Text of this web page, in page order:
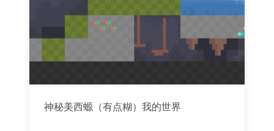
神秘美西螈（有点糊）我的世界